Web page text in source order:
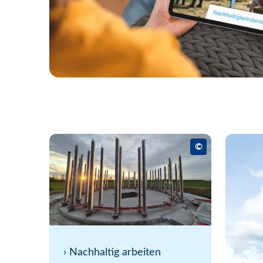
©
› Nachhaltig arbeiten